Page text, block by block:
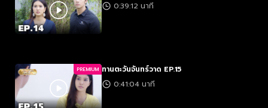
0:39:12 นาที
PREMIUM ทานตะวันจันทร์วาด EP.15
0:41:04 นาที